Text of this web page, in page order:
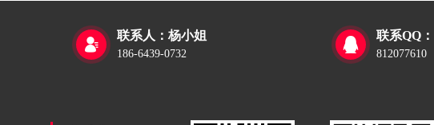

联系人：杨小姐
186-6439-0732

联系QQ：
812077610